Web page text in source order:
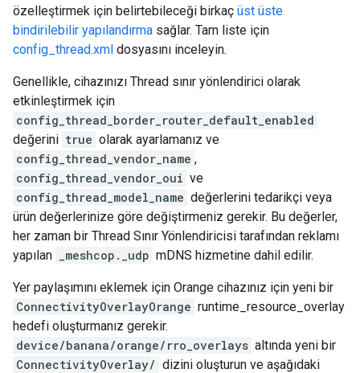
özelleştirmek için belirtebileceği birkaç üst üste
bindirilebilir yapılandırma sağlar. Tam liste için
config_thread.xml dosyasını inceleyin.
Genellikle, cihazınızı Thread sınır yönlendirici olarak
etkinleştirmek için
config_thread_border_router_default_enabled
değerini true olarak ayarlamanız ve
config_thread_vendor_name ,
config_thread_vendor_oui ve
config_thread_model_name değerlerini tedarikçi veya
ürün değerlerinize göre değiştirmeniz gerekir. Bu değerler,
her zaman bir Thread Sınır Yönlendiricisi tarafından reklamı
yapılan
_meshcop._udp mDNS hizmetine dahil edilir.
Yer paylaşımını eklemek için Orange cihazınız için yeni bir
ConnectivityOverlayOrange runtime_resource_overlay
hedefi oluşturmanız gerekir.
device/banana/orange/rro_overlays altında yeni bir
ConnectivityOverlay/ dizini oluşturun ve aşağıdaki